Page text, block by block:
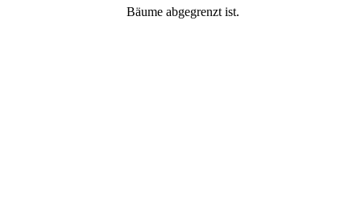
Bäume abgegrenzt ist.